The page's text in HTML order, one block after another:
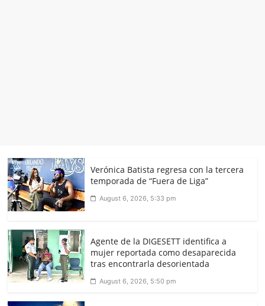
Verónica Batista regresa con la tercera
temporada de “Fuera de Liga”
August 6, 2026, 5:33 pm
Agente de la DIGESETT identifica a
mujer reportada como desaparecida
tras encontrarla desorientada
August 6, 2026, 5:50 pm